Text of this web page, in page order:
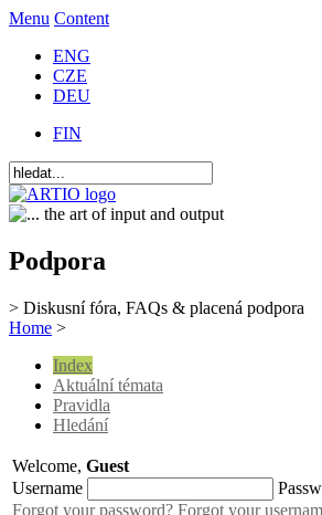
Menu Content
ENG
CZE
DEU
FIN
Podpora
> Diskusní fóra, FAQs & placená podpora
Home >
Index
Aktuální témata
Pravidla
Hledání
Welcome, Guest
Username
Forgot your password? Forgot your